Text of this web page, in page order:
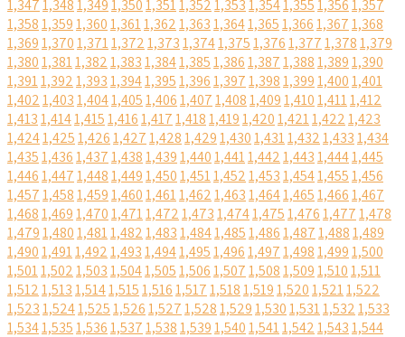
1,3471,3481,3491,3501,3511,3521,3531,3541,3551,3561,357
1,3581,3591,3601,3611,3621,3631,3641,3651,3661,3671,368
1,3691,3701,3711,3721,3731,3741,3751,3761,3771,3781,379
1,3801,3811,3821,3831,3841,3851,3861,3871,3881,3891,390
1,3911,3921,3931,3941,3951,3961,3971,3981,3991,4001,401
1,4021,4031,4041,4051,4061,4071,4081,4091,4101,4111,412
1,4131,4141,4151,4161,4171,4181,4191,4201,4211,4221,423
1,4241,4251,4261,4271,4281,4291,4301,4311,4321,4331,434
1,4351,4361,4371,4381,4391,4401,4411,4421,4431,4441,445
1,4461,4471,4481,4491,4501,4511,4521,4531,4541,4551,456
1,4571,4581,4591,4601,4611,4621,4631,4641,4651,4661,467
1,4681,4691,4701,4711,4721,4731,4741,4751,4761,4771,478
1,4791,4801,4811,4821,4831,4841,4851,4861,4871,4881,489
1,4901,4911,4921,4931,4941,4951,4961,4971,4981,4991,500
1,5011,5021,5031,5041,5051,5061,5071,5081,5091,5101,511
1,5121,5131,5141,5151,5161,5171,5181,5191,5201,5211,522
1,5231,5241,5251,5261,5271,5281,5291,5301,5311,5321,533
1,5341,5351,5361,5371,5381,5391,5401,5411,5421,5431,544